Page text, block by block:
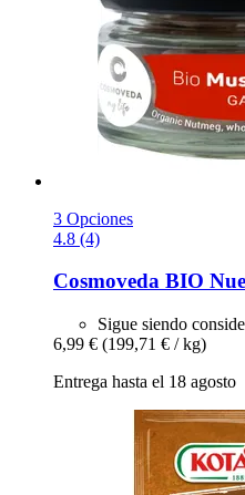
3 Opciones
4.8 (4)
Cosmoveda BIO
Sigue siendo
6,99 € (199,71 € / kg)
Entrega hasta el 18 agosto